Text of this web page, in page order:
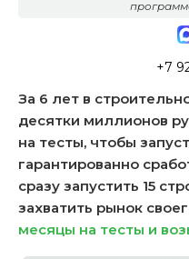
+7
За 6 лет в
десятки миллионов
на тесты, чтобы
гарантированно
сразу запустить 15
захватить рынок
месяцы на тесты и